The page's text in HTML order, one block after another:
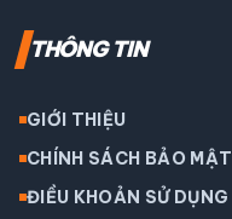
THÔNG TIN
GIỚI THIỆU
CHÍNH SÁCH BẢO MẬT
ĐIỀU KHOẢN SỬ DỤNG